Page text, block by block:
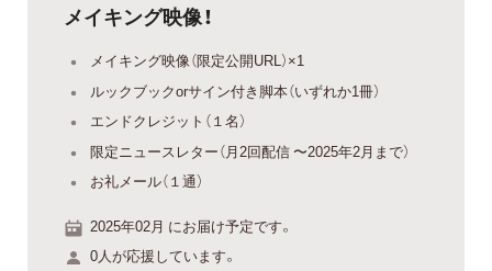
メイキング映像！
メイキング映像（限定公開URL）×1
ルックブックorサイン付き脚本（いずれか1冊）
エンドクレジット（１名）
限定ニュースレター（月2回配信 〜2025年2月まで）
お礼メール（１通）
2025年02月 にお届け予定です。
0人が応援しています。